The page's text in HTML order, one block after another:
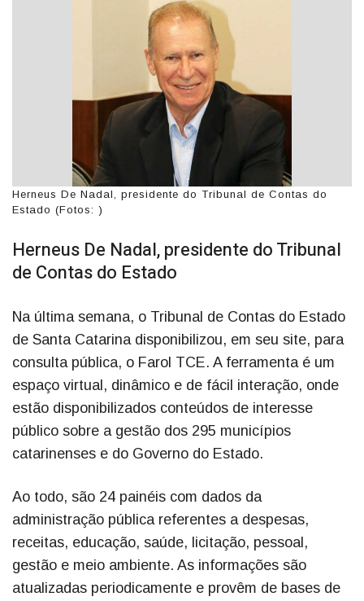
Herneus De Nadal, presidente do Tribunal de Contas do
Estado (Fotos: )
Herneus De Nadal, presidente do Tribunal
de Contas do Estado
Na última semana, o Tribunal de Contas do Estado
de Santa Catarina disponibilizou, em seu site, para
consulta pública, o Farol TCE. A ferramenta é um
espaço virtual, dinâmico e de fácil interação, onde
estão disponibilizados conteúdos de interesse
público sobre a gestão dos 295 municípios
catarinenses e do Governo do Estado.
Ao todo, são 24 painéis com dados da
administração pública referentes a despesas,
receitas, educação, saúde, licitação, pessoal,
gestão e meio ambiente. As informações são
atualizadas periodicamente e provêm de bases de